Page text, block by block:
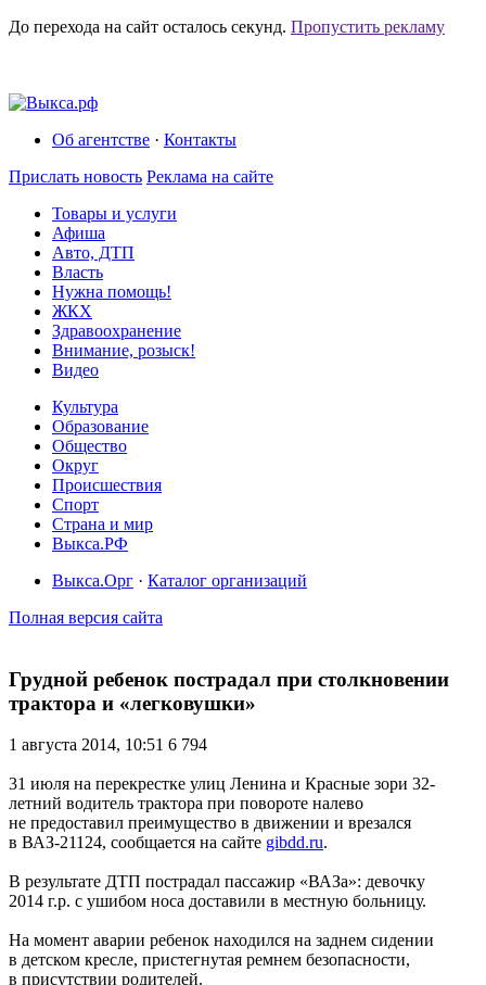
До перехода на сайт осталось секунд. Пропустить рекламу
Об агентстве · Контакты
Прислать новость Реклама на сайте
Товары и услуги
Афиша
Авто, ДТП
Власть
Нужна помощь!
ЖКХ
Здравоохранение
Внимание, розыск!
Видео
Культура
Образование
Общество
Округ
Происшествия
Спорт
Страна и мир
Выкса.РФ
Выкса.Орг · Каталог организаций
Полная версия сайта
Грудной ребенок пострадал при столкновении
трактора и «легковушки»
1 августа 2014, 10:51 6 794
31 июля на перекрестке улиц Ленина и Красные зори 32-
летний водитель трактора при повороте налево
не предоставил преимущество в движении и врезался
в ВАЗ-21124, сообщается на сайте gibdd.ru.
В результате ДТП пострадал пассажир «ВАЗа»: девочку
2014 г.р. с ушибом носа доставили в местную больницу.
На момент аварии ребенок находился на заднем сидении
в детском кресле, пристегнутая ремнем безопасности,
в присутствии родителей.